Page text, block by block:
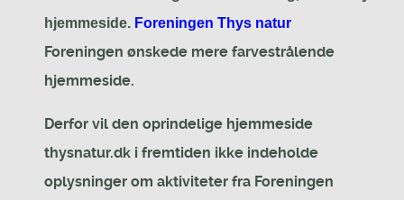
hjemmeside. Foreningen Thys natur
Foreningen ønskede mere farvestrålende
hjemmeside.
Derfor vil den oprindelige hjemmeside
thysnatur.dk i fremtiden ikke indeholde
oplysninger om aktiviteter fra Foreningen